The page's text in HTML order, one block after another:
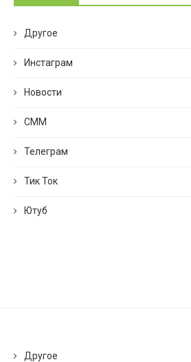
Другое
Инстаграм
Новости
СММ
Телеграм
Тик Ток
Ютуб
Другое